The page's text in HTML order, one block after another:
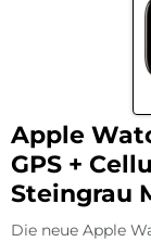
Apple
GPS +
Steingrau
Die neue Apple